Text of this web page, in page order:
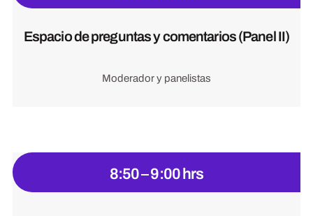
Espacio de preguntas y comentarios (Panel II)
Moderador y panelistas
8:50 – 9:00 hrs